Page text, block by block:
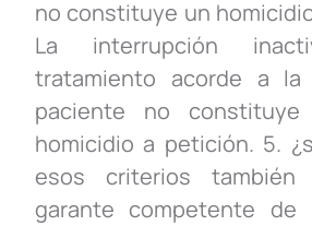
no constituye un
La interrupción
tratamiento acorde a la
paciente no
homicidio a petición. 5.
esos criterios
garante competente